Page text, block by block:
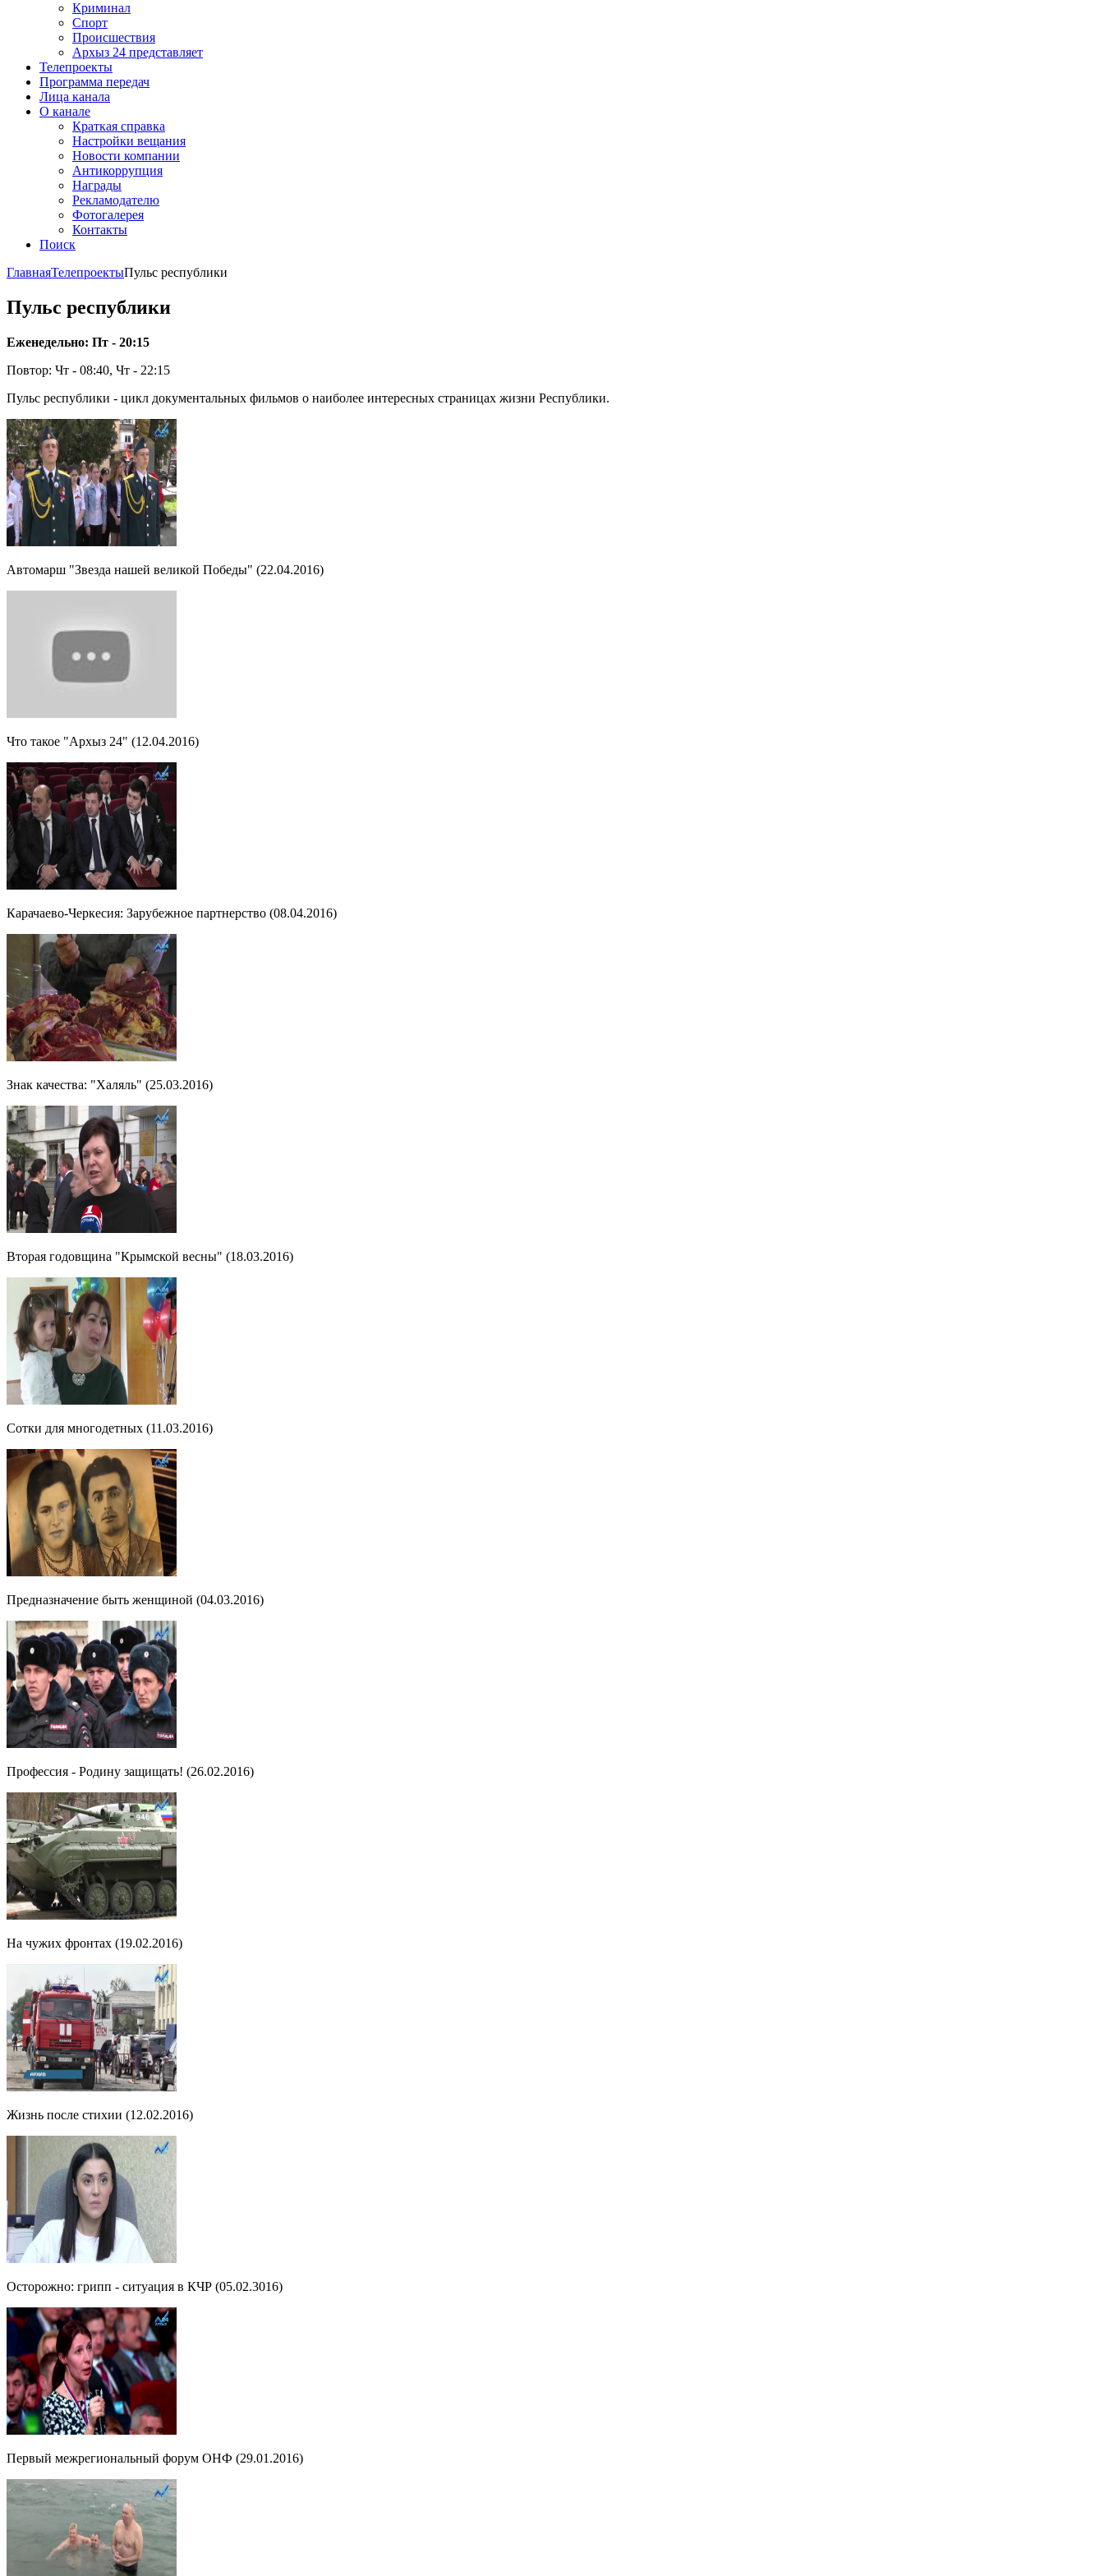
Криминал
Спорт
Происшествия
Архыз 24 представляет
Телепроекты
Программа передач
Лица канала
О канале
Краткая справка
Настройки вещания
Новости компании
Антикоррупция
Награды
Рекламодателю
Фотогалерея
Контакты
Поиск
ГлавнаяТелепроектыПульс республики
Пульс республики
Еженедельно: Пт - 20:15
Повтор: Чт - 08:40, Чт - 22:15
Пульс республики - цикл документальных фильмов о наиболее интересных страницах жизни Республики.
Автомарш "Звезда нашей великой Победы" (22.04.2016)
Что такое "Архыз 24" (12.04.2016)
Карачаево-Черкесия: Зарубежное партнерство (08.04.2016)
Знак качества: "Халяль" (25.03.2016)
Вторая годовщина "Крымской весны" (18.03.2016)
Сотки для многодетных (11.03.2016)
Предназначение быть женщиной (04.03.2016)
Профессия - Родину защищать! (26.02.2016)
На чужих фронтах (19.02.2016)
Жизнь после стихии (12.02.2016)
Осторожно: грипп - ситуация в КЧР (05.02.3016)
Первый межрегиональный форум ОНФ (29.01.2016)